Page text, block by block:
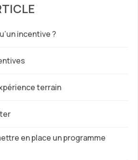
incentive ?
terrain
en place un programme